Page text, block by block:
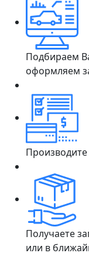
Подбираем
оформляем
Получаете
или в